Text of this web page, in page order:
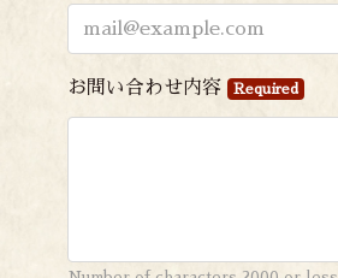
お問い合わせ内容 Required